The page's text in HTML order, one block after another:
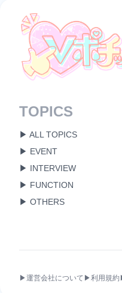
TOPICS
▶ ALL TOPICS
▶ EVENT
▶ INTERVIEW
▶ FUNCTION
▶ OTHERS
▶運営会社について ▶利用規約